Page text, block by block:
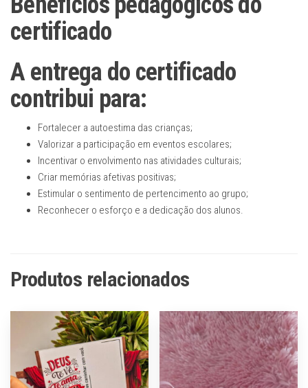
certificado
A entrega do certificado
contribui para:
Fortalecer a autoestima das crianças;
Valorizar a participação em eventos escolares;
Incentivar o envolvimento nas atividades culturais;
Criar memórias afetivas positivas;
Estimular o sentimento de pertencimento ao grupo;
Reconhecer o esforço e a dedicação dos alunos.
Produtos relacionados